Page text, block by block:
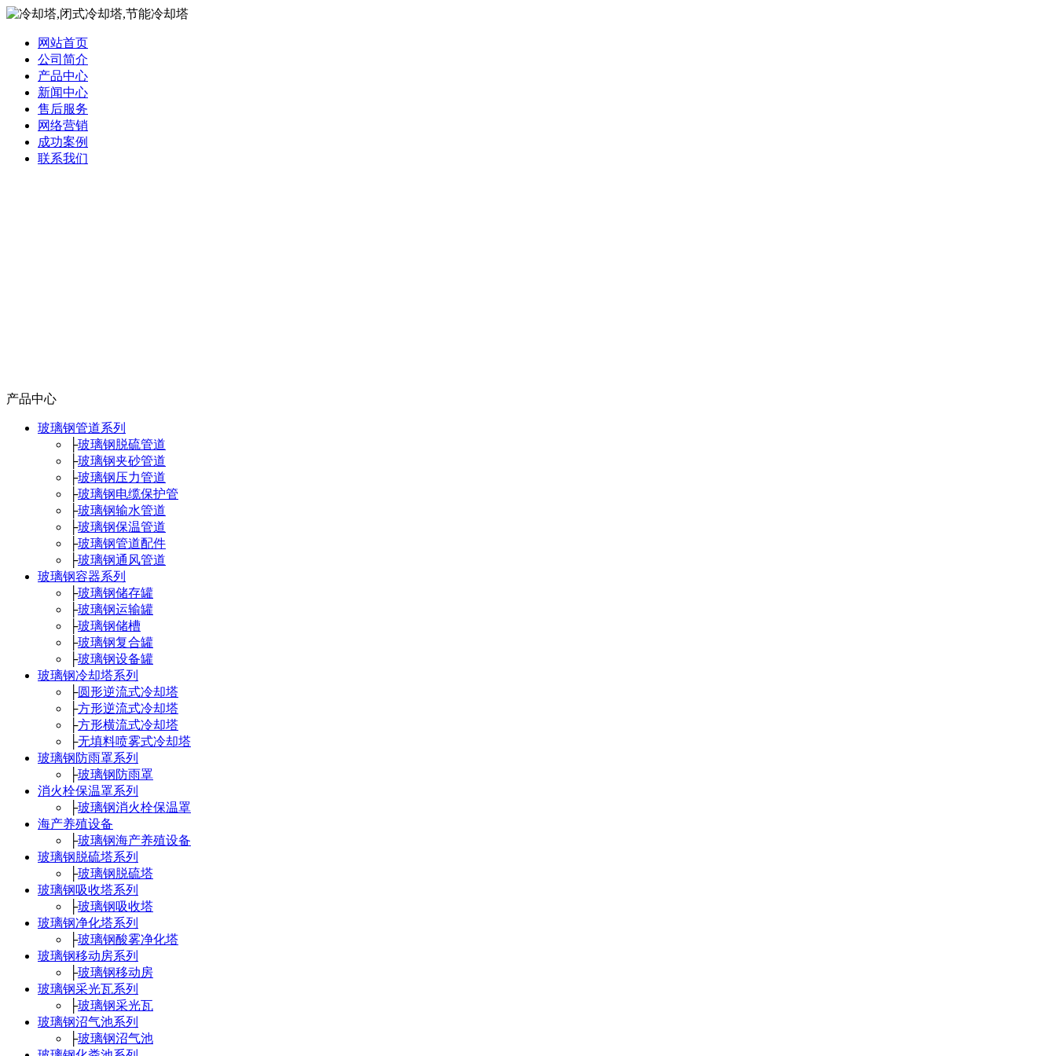
网站首页
公司简介
产品中心
新闻中心
售后服务
网络营销
成功案例
联系我们
产品中心
玻璃钢管道系列
├玻璃钢脱硫管道
├玻璃钢夹砂管道
├玻璃钢压力管道
├玻璃钢电缆保护管
├玻璃钢输水管道
├玻璃钢保温管道
├玻璃钢管道配件
├玻璃钢通风管道
玻璃钢容器系列
├玻璃钢储存罐
├玻璃钢运输罐
├玻璃钢储槽
├玻璃钢复合罐
├玻璃钢设备罐
玻璃钢冷却塔系列
├圆形逆流式冷却塔
├方形逆流式冷却塔
├方形横流式冷却塔
├无填料喷雾式冷却塔
玻璃钢防雨罩系列
├玻璃钢防雨罩
消火栓保温罩系列
├玻璃钢消火栓保温罩
海产养殖设备
├玻璃钢海产养殖设备
玻璃钢脱硫塔系列
├玻璃钢脱硫塔
玻璃钢吸收塔系列
├玻璃钢吸收塔
玻璃钢净化塔系列
├玻璃钢酸雾净化塔
玻璃钢移动房系列
├玻璃钢移动房
玻璃钢采光瓦系列
├玻璃钢采光瓦
玻璃钢沼气池系列
├玻璃钢沼气池